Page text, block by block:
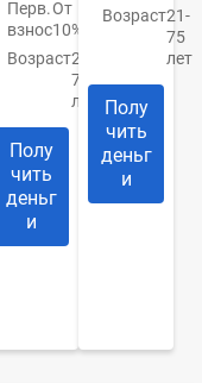
Перв.
взнос
От
10%
Возраст21-
75
лет
Полу
чить
деньг
и
Возраст21-
75
лет
Полу
чить
деньг
и